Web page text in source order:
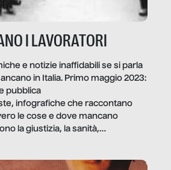
I LAVORATORI
e notizie inaffidabili se si parla
in Italia. Primo maggio 2023:
pubblica
infografiche che raccontano
le cose e dove mancano
la giustizia, la sanità,